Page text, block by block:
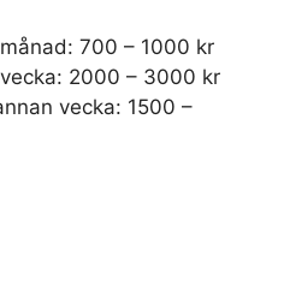
700 – 1000 kr
2000 – 3000 kr
vecka: 1500 –